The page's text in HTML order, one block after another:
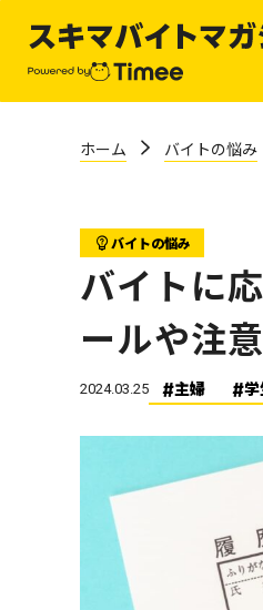
ホーム バイトの悩み
バイトの悩み
バイトに
ールや注
2024.03.25 主婦